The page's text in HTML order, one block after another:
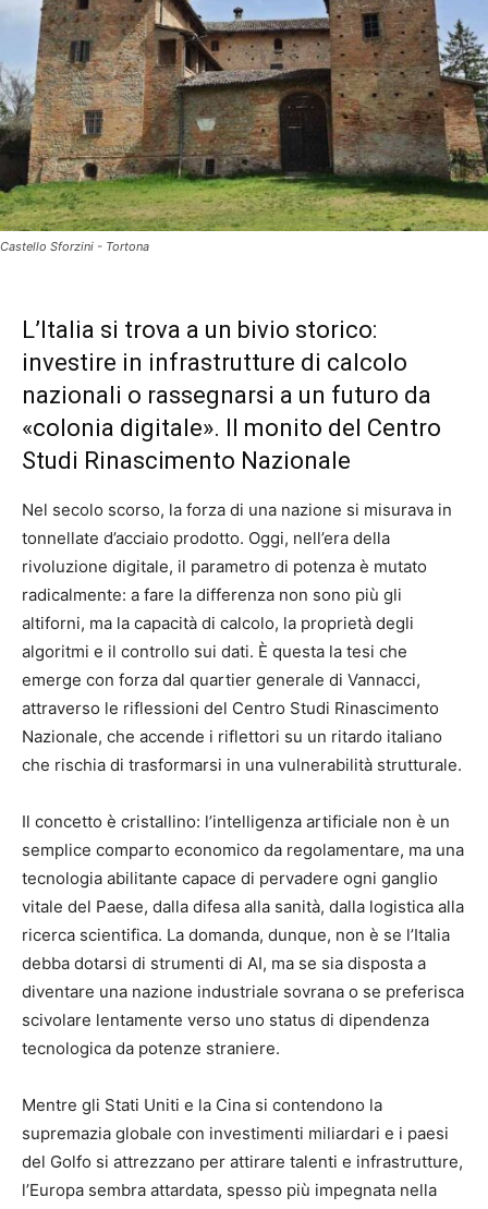
Castello Sforzini - Tortona
L’Italia si trova a un bivio storico:
investire in infrastrutture di calcolo
nazionali o rassegnarsi a un futuro da
«colonia digitale». Il monito del Centro
Studi Rinascimento Nazionale
Nel secolo scorso, la forza di una nazione si misurava in
tonnellate d’acciaio prodotto. Oggi, nell’era della
rivoluzione digitale, il parametro di potenza è mutato
radicalmente: a fare la differenza non sono più gli
altiforni, ma la capacità di calcolo, la proprietà degli
algoritmi e il controllo sui dati. È questa la tesi che
emerge con forza dal quartier generale di Vannacci,
attraverso le riflessioni del Centro Studi Rinascimento
Nazionale, che accende i riflettori su un ritardo italiano
che rischia di trasformarsi in una vulnerabilità strutturale.
Il concetto è cristallino: l’intelligenza artificiale non è un
semplice comparto economico da regolamentare, ma una
tecnologia abilitante capace di pervadere ogni ganglio
vitale del Paese, dalla difesa alla sanità, dalla logistica alla
ricerca scientifica. La domanda, dunque, non è se l’Italia
debba dotarsi di strumenti di AI, ma se sia disposta a
diventare una nazione industriale sovrana o se preferisca
scivolare lentamente verso uno status di dipendenza
tecnologica da potenze straniere.
Mentre gli Stati Uniti e la Cina si contendono la
supremazia globale con investimenti miliardari e i paesi
del Golfo si attrezzano per attirare talenti e infrastrutture,
l’Europa sembra attardata, spesso più impegnata nella